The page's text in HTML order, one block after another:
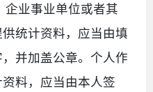
企业事业单位或者其
统计资料，应当由填
并加盖公章。个人作
料，应当由本人签